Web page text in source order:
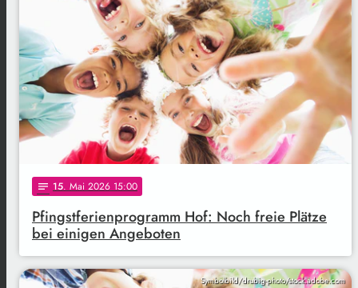
notes 15. Mai 2026 15:00
Pfingstferienprogramm Hof: Noch freie Plätze
bei einigen Angeboten
Symbolbild/drubig-photo/stock.adobe.com